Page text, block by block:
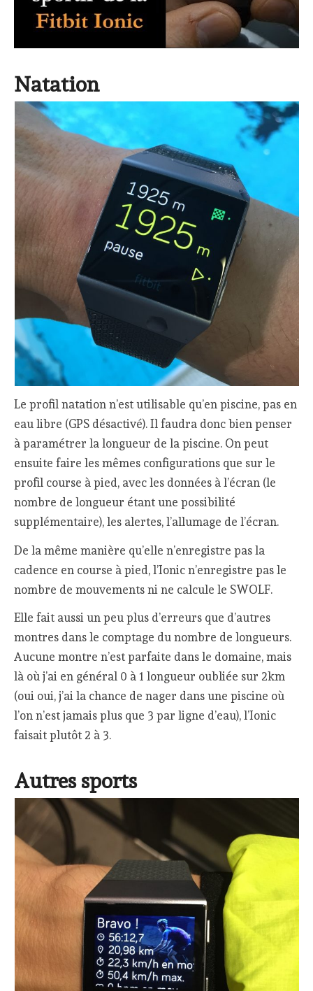
Natation
Le profil natation n’est utilisable qu’en piscine, pas en
eau libre (GPS désactivé). Il faudra donc bien penser
à paramétrer la longueur de la piscine. On peut
ensuite faire les mêmes configurations que sur le
profil course à pied, avec les données à l’écran (le
nombre de longueur étant une possibilité
supplémentaire), les alertes, l’allumage de l’écran.
De la même manière qu’elle n’enregistre pas la
cadence en course à pied, l’Ionic n’enregistre pas le
nombre de mouvements ni ne calcule le SWOLF.
Elle fait aussi un peu plus d’erreurs que d’autres
montres dans le comptage du nombre de longueurs.
Aucune montre n’est parfaite dans le domaine, mais
là où j’ai en général 0 à 1 longueur oubliée sur 2km
(oui oui, j’ai la chance de nager dans une piscine où
l’on n’est jamais plus que 3 par ligne d’eau), l’Ionic
faisait plutôt 2 à 3.
Autres sports